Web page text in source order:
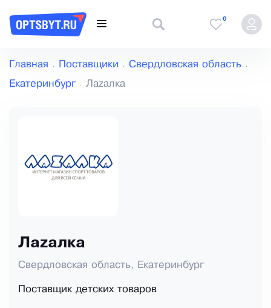
0
Главная Поставщики Свердловская область
Екатеринбург Лаzалка
Лаzалка
Свердловская область, Екатеринбург
Поставщик детских товаров